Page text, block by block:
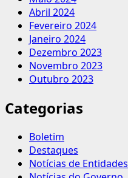
Abril 2024
Fevereiro 2024
Janeiro 2024
Dezembro 2023
Novembro 2023
Outubro 2023
Categorias
Boletim
Destaques
Notícias de Entidades